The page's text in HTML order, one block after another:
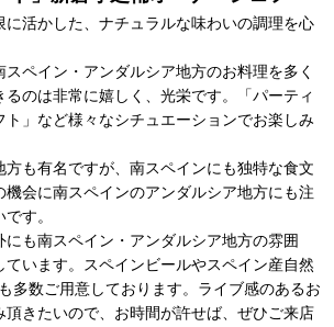
に活かした、ナチュラルな味わいの調理を心
スペイン・アンダルシア地方のお料理を多く
のは非常に嬉しく、光栄です。「パーティ
ト」など様々なシチュエーションでお楽しみ
も有名ですが、南スペインにも独特な食文
会に南スペインのアンダルシア地方にも注
す。
にも南スペイン・アンダルシア地方の雰囲
います。スペインビールやスペイン産自然
多数ご用意しております。ライブ感のあるお
頂きたいので、お時間が許せば、ぜひご来店